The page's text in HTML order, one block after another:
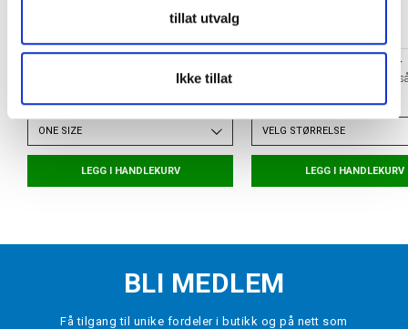
tillat utvalg
Ikke tillat
ONE SIZE
LEGG I HANDLEKURV
ORTHO MOVEMENT
Football Insole
VELG STØRRELSE
LEGG I HANDLEKURV
BLI MEDLEM
Få tilgang til unike fordeler i butikk og på nett som